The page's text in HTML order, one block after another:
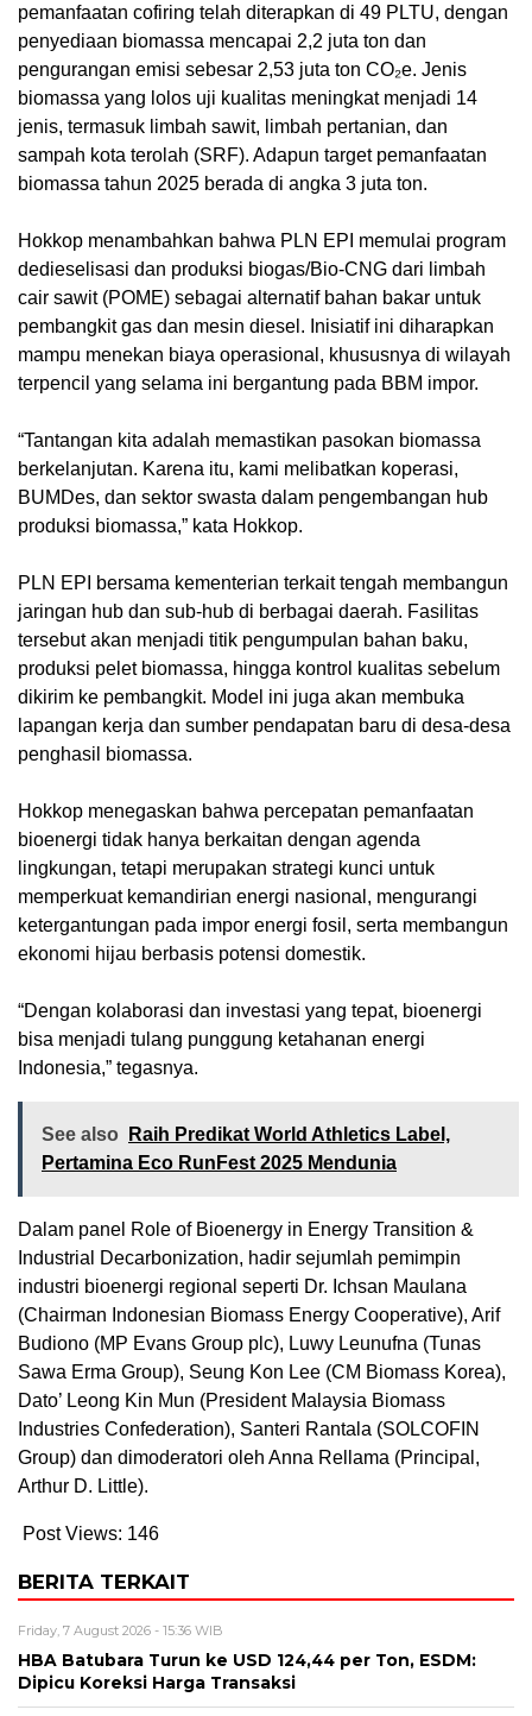
pemanfaatan cofiring telah diterapkan di 49 PLTU, dengan
penyediaan biomassa mencapai 2,2 juta ton dan
pengurangan emisi sebesar 2,53 juta ton CO₂e. Jenis
biomassa yang lolos uji kualitas meningkat menjadi 14
jenis, termasuk limbah sawit, limbah pertanian, dan
sampah kota terolah (SRF). Adapun target pemanfaatan
biomassa tahun 2025 berada di angka 3 juta ton.
‎Hokkop menambahkan bahwa PLN EPI memulai program
dedieselisasi dan produksi biogas/Bio-CNG dari limbah
cair sawit (POME) sebagai alternatif bahan bakar untuk
pembangkit gas dan mesin diesel. Inisiatif ini diharapkan
mampu menekan biaya operasional, khususnya di wilayah
terpencil yang selama ini bergantung pada BBM impor.
‎“Tantangan kita adalah memastikan pasokan biomassa
berkelanjutan. Karena itu, kami melibatkan koperasi,
BUMDes, dan sektor swasta dalam pengembangan hub
produksi biomassa,” kata Hokkop.
‎PLN EPI bersama kementerian terkait tengah membangun
jaringan hub dan sub-hub di berbagai daerah. Fasilitas
tersebut akan menjadi titik pengumpulan bahan baku,
produksi pelet biomassa, hingga kontrol kualitas sebelum
dikirim ke pembangkit. Model ini juga akan membuka
lapangan kerja dan sumber pendapatan baru di desa-desa
penghasil biomassa.
‎Hokkop menegaskan bahwa percepatan pemanfaatan
bioenergi tidak hanya berkaitan dengan agenda
lingkungan, tetapi merupakan strategi kunci untuk
memperkuat kemandirian energi nasional, mengurangi
ketergantungan pada impor energi fosil, serta membangun
ekonomi hijau berbasis potensi domestik.
‎“Dengan kolaborasi dan investasi yang tepat, bioenergi
bisa menjadi tulang punggung ketahanan energi
Indonesia,” tegasnya.
See also
Raih Predikat World Athletics Label,
Pertamina Eco RunFest 2025 Mendunia
Dalam panel Role of Bioenergy in Energy Transition &
Industrial Decarbonization, hadir sejumlah pemimpin
industri bioenergi regional seperti Dr. Ichsan Maulana
(Chairman Indonesian Biomass Energy Cooperative), Arif
Budiono (MP Evans Group plc), Luwy Leunufna (Tunas
Sawa Erma Group), Seung Kon Lee (CM Biomass Korea),
Dato’ Leong Kin Mun (President Malaysia Biomass
Industries Confederation), Santeri Rantala (SOLCOFIN
Group) dan dimoderatori oleh Anna Rellama (Principal,
Arthur D. Little).
Post Views: 146
BERITA TERKAIT
Friday, 7 August 2026 - 15:36 WIB
HBA Batubara Turun ke USD 124,44 per Ton, ESDM:
Dipicu Koreksi Harga Transaksi